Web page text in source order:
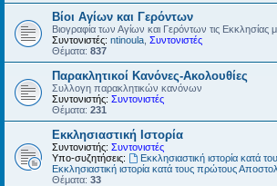
Βίοι Αγίων και Γερόντων
Βιογραφία των Αγίων και Γερόντων τις Εκκλησίας
Συντονιστές: ntinoula Συντονιστές
Θέματα: 837
Παρακλητικοί Κανόνες-Ακολουθίες
Συλλογη παρακλητικών κανόνων
Συντονιστής: Συντονιστές
Θέματα: 231
Εκκλησιαστική Ιστορία
Συντονιστής: Συντονιστές
Υπο-συζητήσεις:
Εκκλησιαστική ιστορία κατά
Εκκλησιαστική ιστορία κατά τους πρώτους
Θέματα: 33